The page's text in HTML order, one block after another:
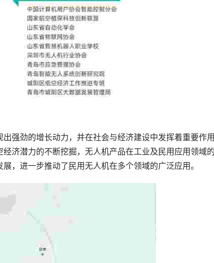
强劲的增长动力，并在社会与经济建设中发挥着重要作用
济潜力的不断挖掘，无人机产品在工业及民用应用领域
，进一步推动了民用无人机在多个领域的广泛应用。